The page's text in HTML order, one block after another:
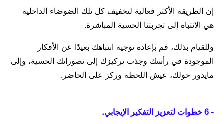
إن الطريقة الأكثر فعالية لتخفيف كل تلك الضوضاء الداخلية
هي الانتباه إلى تجربتنا الحسية المباشرة.
وللقيام بذلك، قم بإعادة توجيه انتباهك بعيدًا عن الأفكار
الموجودة في رأسك وجذب تركيزك إلى تصوراتك الحسية، وإلى
مايدور حولك، عيش اللحظة وركز على الحاضر.
- 6 خطوات لتعزيز التفكير الإيجابي.